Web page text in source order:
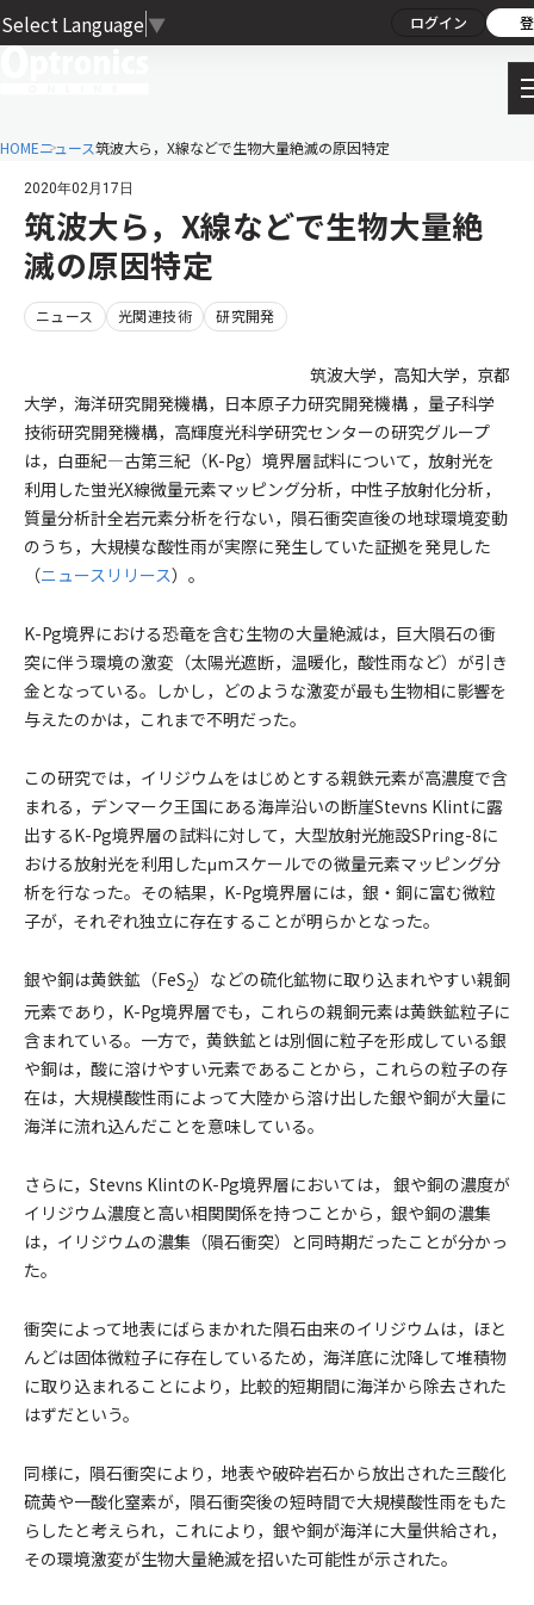
Select Language ▼ ログイン
HOMEニュース筑波大ら，X線などで生物大量絶滅の原因特定
2020年02月17日
筑波大ら，X線などで生物大量絶
滅の原因特定
ニュース 光関連技術 研究開発
筑波大学，高知大学，京都
大学，海洋研究開発機構，日本原子力研究開発機構 ，量子科学
技術研究開発機構，高輝度光科学研究センターの研究グループ
は，白亜紀―古第三紀（K-Pg）境界層試料について，放射光を
利用した蛍光X線微量元素マッピング分析，中性子放射化分析，
質量分析計全岩元素分析を行ない，隕石衝突直後の地球環境変動
のうち，大規模な酸性雨が実際に発生していた証拠を発見した
（ニュースリリース）。
K-Pg境界における恐⻯を含む生物の大量絶滅は，巨大隕石の衝
突に伴う環境の激変（太陽光遮断，温暖化，酸性雨など）が引き
金となっている。しかし，どのような激変が最も生物相に影響を
与えたのかは，これまで不明だった。
この研究では，イリジウムをはじめとする親鉄元素が高濃度で含
まれる，デンマーク王国にある海岸沿いの断崖Stevns Klintに露
出するK-Pg境界層の試料に対して，大型放射光施設SPring-8に
おける放射光を利用したμmスケールでの微量元素マッピング分
析を行なった。その結果，K-Pg境界層には，銀・銅に富む微粒
子が，それぞれ独立に存在することが明らかとなった。
銀や銅は⻩鉄鉱（FeS2）などの硫化鉱物に取り込まれやすい親銅
元素であり，K-Pg境界層でも，これらの親銅元素は⻩鉄鉱粒子に
含まれている。一方で，⻩鉄鉱とは別個に粒子を形成している銀
や銅は，酸に溶けやすい元素であることから，これらの粒子の存
在は，大規模酸性雨によって大陸から溶け出した銀や銅が大量に
海洋に流れ込んだことを意味している。
さらに，Stevns KlintのK-Pg境界層においては， 銀や銅の濃度が
イリジウム濃度と高い相関関係を持つことから，銀や銅の濃集
は，イリジウムの濃集（隕石衝突）と同時期だったことが分かっ
た。
衝突によって地表にばらまかれた隕石由来のイリジウムは，ほと
んどは固体微粒子に存在しているため，海洋底に沈降して堆積物
に取り込まれることにより，比較的短期間に海洋から除去された
はずだという。
同様に，隕石衝突により，地表や破砕岩石から放出された三酸化
硫⻩や一酸化窒素が，隕石衝突後の短時間で大規模酸性雨をもた
らしたと考えられ，これにより，銀や銅が海洋に大量供給され，
その環境激変が生物大量絶滅を招いた可能性が示された。